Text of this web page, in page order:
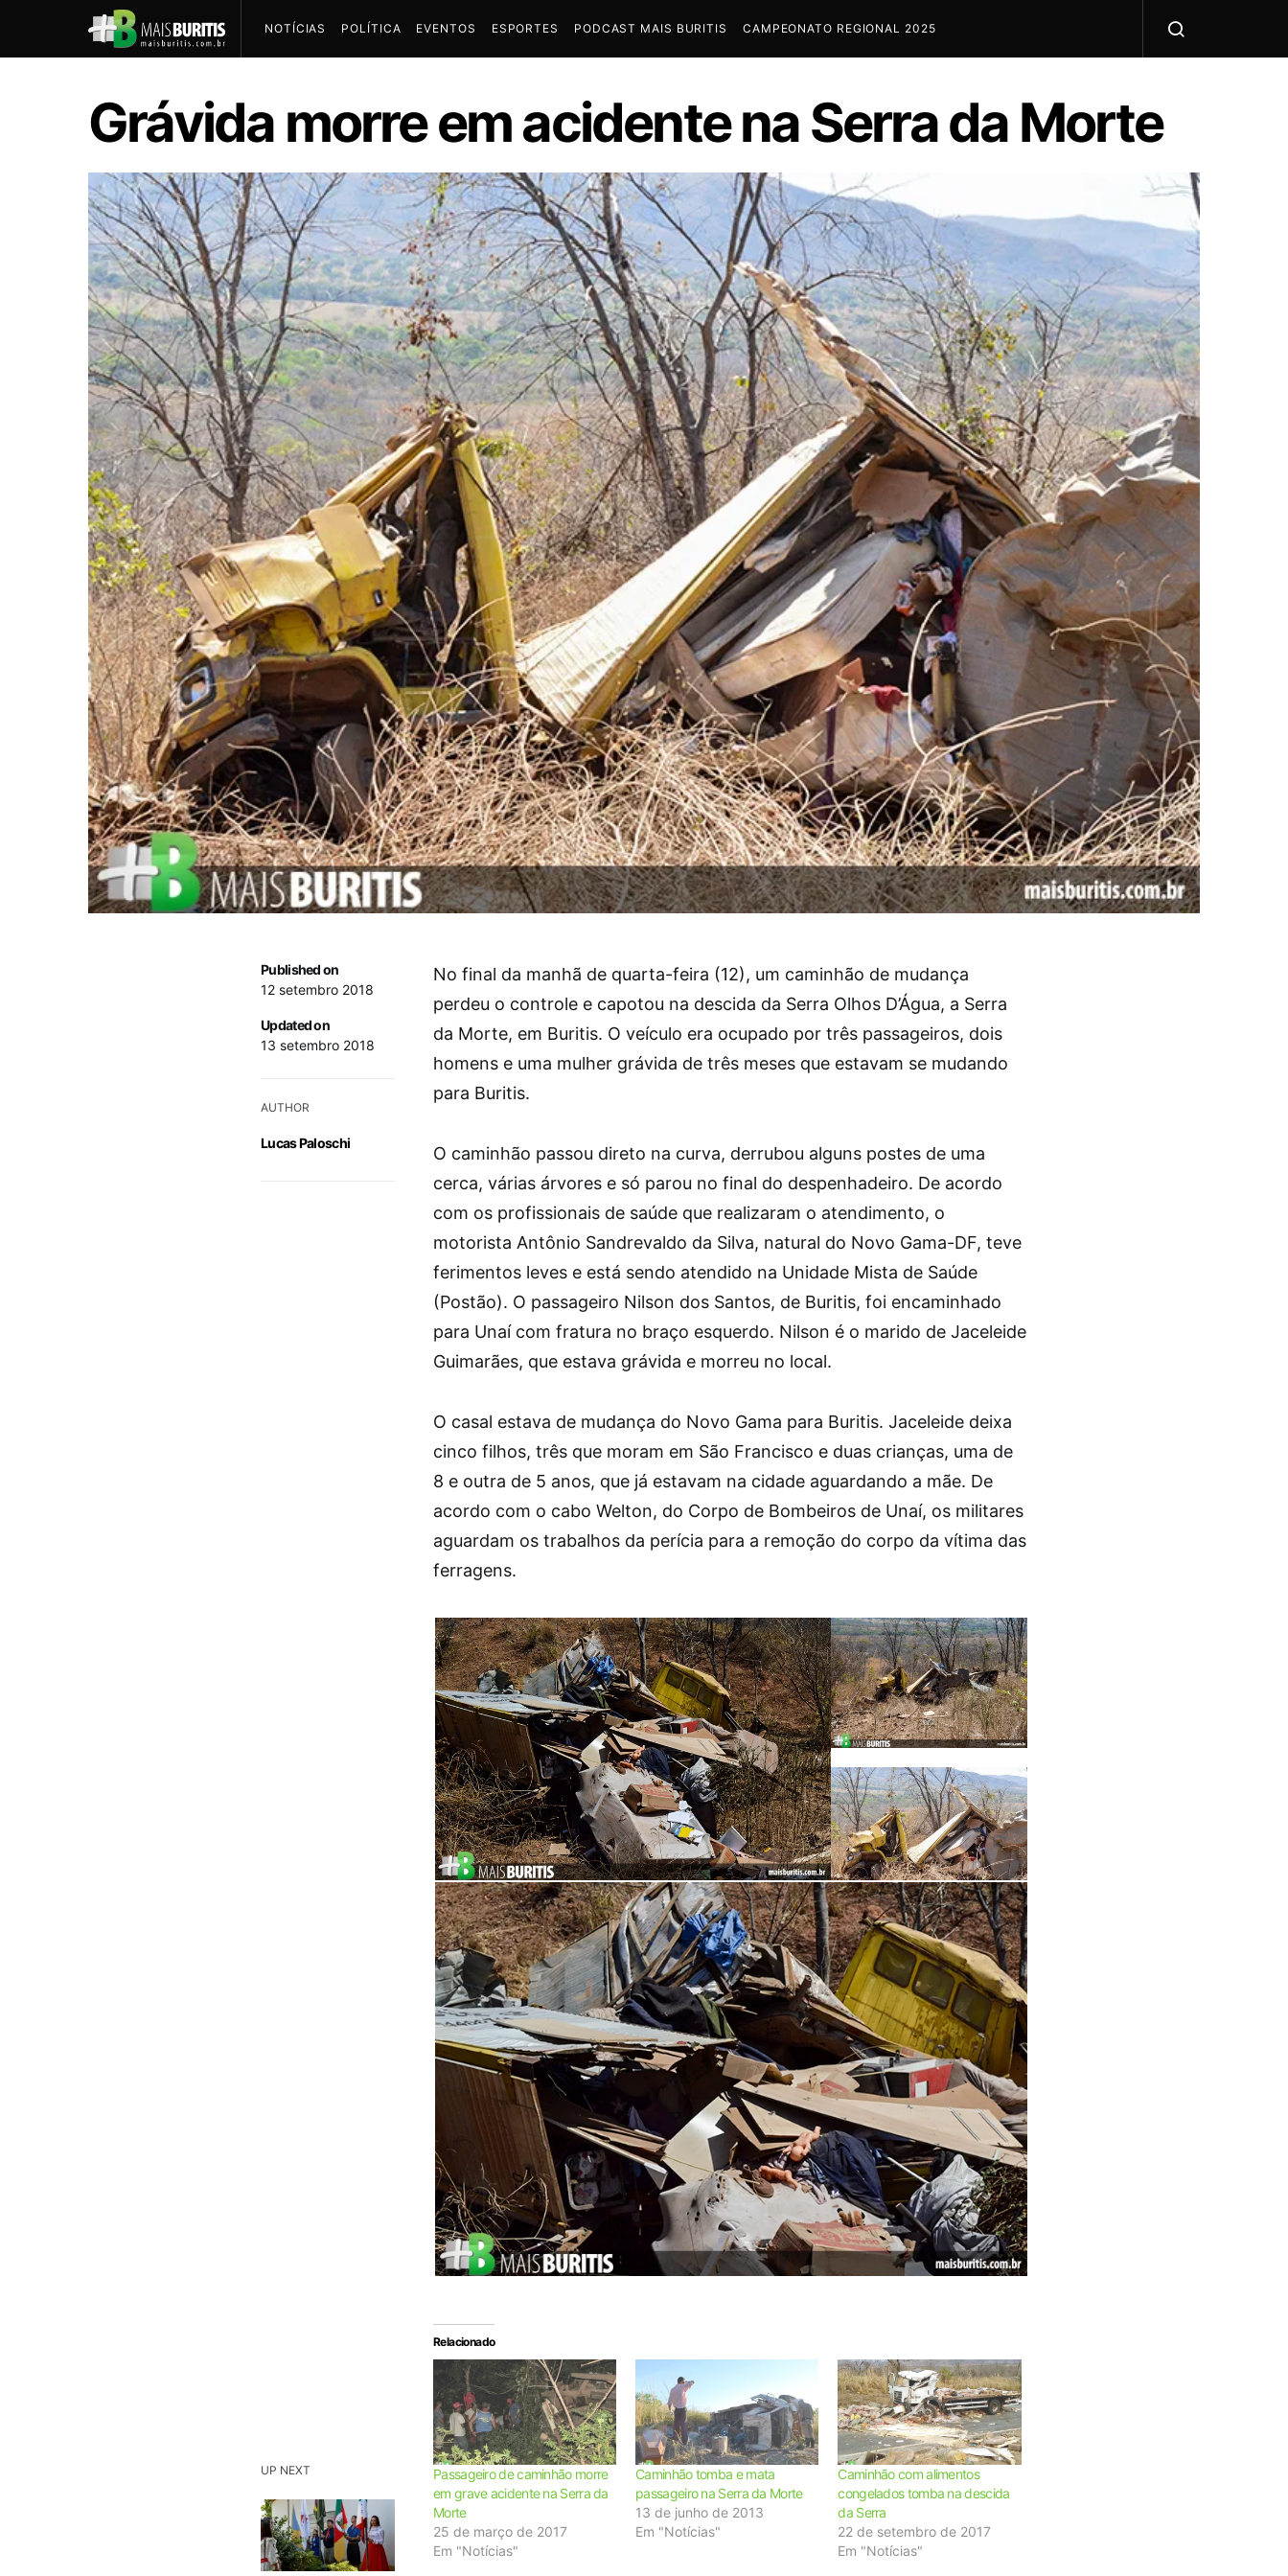
NOTÍCIAS POLÍTICA EVENTOS ESPORTES PODCAST MAIS BURITIS CAMPEONATO REGIONAL 2025
Grávida morre em acidente na Serra da Morte
UP NEXT
Published on
12 setembro 2018
Updated on
13 setembro 2018
AUTHOR
Lucas Paloschi
No final da manhã de quarta-feira (12), um caminhão de mudança
perdeu o controle e capotou na descida da Serra Olhos D’Água, a Serra
da Morte, em Buritis. O veículo era ocupado por três passageiros, dois
homens e uma mulher grávida de três meses que estavam se mudando
para Buritis.
O caminhão passou direto na curva, derrubou alguns postes de uma
cerca, várias árvores e só parou no final do despenhadeiro. De acordo
com os profissionais de saúde que realizaram o atendimento, o
motorista Antônio Sandrevaldo da Silva, natural do Novo Gama-DF, teve
ferimentos leves e está sendo atendido na Unidade Mista de Saúde
(Postão). O passageiro Nilson dos Santos, de Buritis, foi encaminhado
para Unaí com fratura no braço esquerdo. Nilson é o marido de Jaceleide
Guimarães, que estava grávida e morreu no local.
O casal estava de mudança do Novo Gama para Buritis. Jaceleide deixa
cinco filhos, três que moram em São Francisco e duas crianças, uma de
8 e outra de 5 anos, que já estavam na cidade aguardando a mãe. De
acordo com o cabo Welton, do Corpo de Bombeiros de Unaí, os militares
aguardam os trabalhos da perícia para a remoção do corpo da vítima das
ferragens.
Relacionado
Passageiro de caminhão morre
em grave acidente na Serra da
Morte
25 de março de 2017
Em "Notícias"
Caminhão tomba e mata
passageiro na Serra da Morte
13 de junho de 2013
Em "Notícias"
Caminhão com alimentos
congelados tomba na descida
da Serra
22 de setembro de 2017
Em "Notícias"